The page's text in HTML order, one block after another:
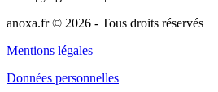
anoxa.fr © 2026 - Tous droits réservés
Mentions légales
Données personnelles